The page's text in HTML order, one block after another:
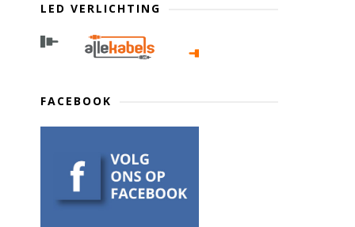
LED VERLICHTING
FACEBOOK